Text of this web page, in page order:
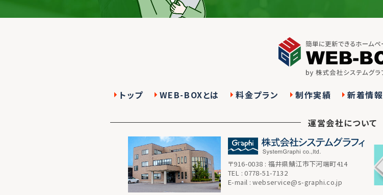
トップ WEB-BOXとは 料金プラン 制作実績 新着情報
運営会社について
〒916-0038 : 福井県鯖江市下河端町414
TEL : 0778-51-7132
E-mail : webservice@s-graphi.co.jp